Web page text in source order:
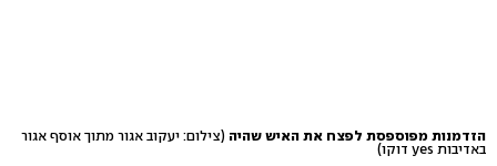
הזדמנות מפוספסת לפצח את האיש שהיה (צילום: יעקוב אגור מתוך אוסף אגור
באדיבות yes דוקו)